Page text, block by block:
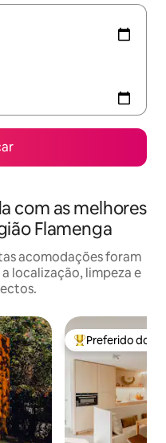
com as melhores
Flamenga
acomodações foram
localização, limpeza e
hóspedes Entre os
Preferido dos